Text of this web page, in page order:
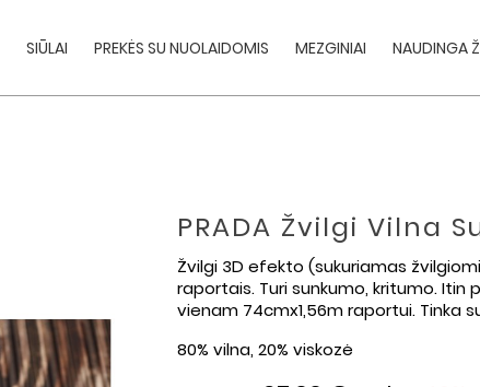
SIŪLAI PREKĖS SU NUOLAIDOMIS MEZGINIAI NAUDINGA
PRADA Žvilgi Vilna
Žvilgi 3D efekto (sukuriamas
raportais. Turi sunkumo, kritumo. Itin
vienam 74cmx1,56m raportui. Tinka
80% vilna, 20% viskozė